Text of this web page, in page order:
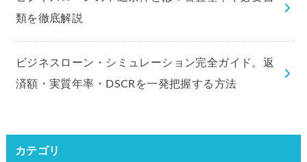
類を徹底解説
ビジネスローン・シミュレーション完全ガイド。返
済額・実質年率・DSCRを一発把握する方法
カテゴリ